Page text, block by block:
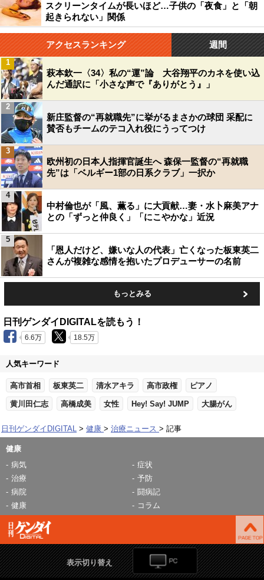
スクリーンタイムが長いほど…子供の「夜食」と「朝
起きられない」関係
アクセスランキング 週間
萩本欽一〈34〉私の“運”論 大谷翔平のカネを使い込
んだ通訳に「小さな声で『ありがとう』」
1
新庄監督の“再就職先”に挙がるまさかの球団 采配に
賛否もチームのテコ入れ役にうってつけ
2
欧州初の日本人指揮官誕生へ 森保一監督の“再就職
先”は「ベルギー1部の日系クラブ」一択か
3
中村倫也が「風、薫る」に大貢献…妻・水卜麻美アナ
との「ずっと仲良く」「にこやかな」近況
4
「恩人だけど、嫌いな人の代表」亡くなった板東英二
さんが複雑な感情を抱いたプロデューサーの名前
5
もっとみる
日刊ゲンダイDIGITALを読もう！
6.6万 18.5万
人気キーワード
高市首相 板東英二 清水アキラ 高市政権 ピアノ
黄川田仁志 高橋成美 女性 Hey! Say! JUMP 大腸がん
日刊ゲンダイDIGITAL 健康 治療ニュース 記事
健康
病気
症状
治療
予防
病院
闘病記
健康
コラム
表示切り替え